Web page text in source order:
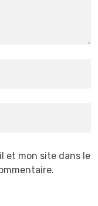
et mon site dans le